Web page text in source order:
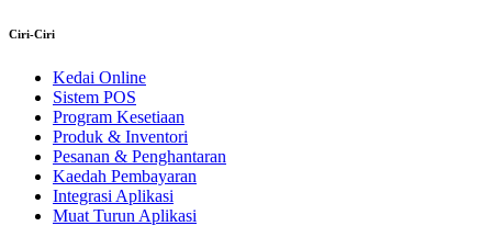
Ciri-Ciri
Kedai Online
Sistem POS
Program Kesetiaan
Produk & Inventori
Pesanan & Penghantaran
Kaedah Pembayaran
Integrasi Aplikasi
Muat Turun Aplikasi